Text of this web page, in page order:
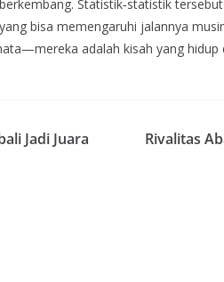
Statistik‑statistik
bisa memengaruhi jalannya
adalah kisah yang
Jadi Juara
Rivalitas